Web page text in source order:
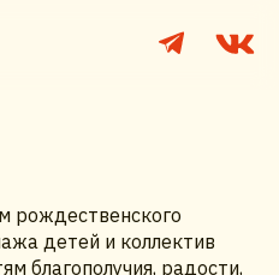
рождественского
детей и коллектив
благополучия, радости,